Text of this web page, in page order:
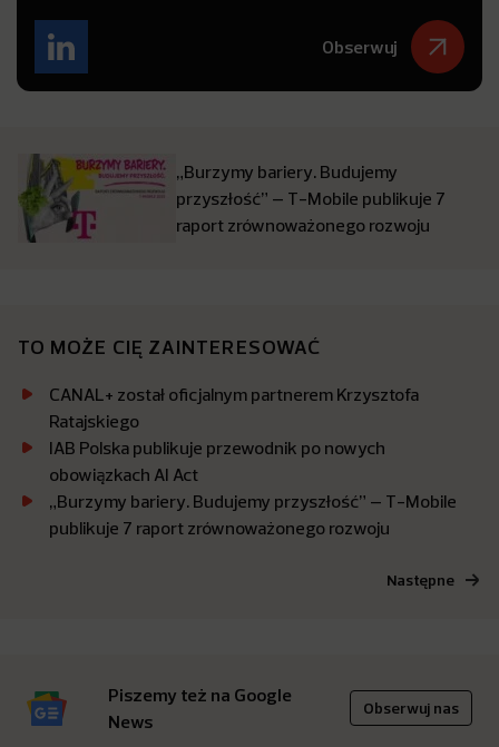
Obserwuj
„Burzymy bariery. Budujemy
przyszłość” – T-Mobile publikuje 7
raport zrównoważonego rozwoju
TO MOŻE CIĘ ZAINTERESOWAĆ
CANAL+ został oficjalnym partnerem Krzysztofa
Ratajskiego
IAB Polska publikuje przewodnik po nowych
obowiązkach AI Act
„Burzymy bariery. Budujemy przyszłość” – T-Mobile
publikuje 7 raport zrównoważonego rozwoju
Następne
Piszemy też na Google
News
Obserwuj nas